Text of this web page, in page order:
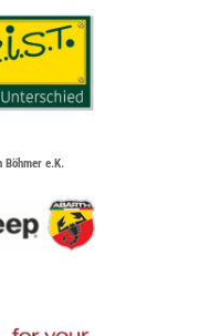
Böhmer e.K.